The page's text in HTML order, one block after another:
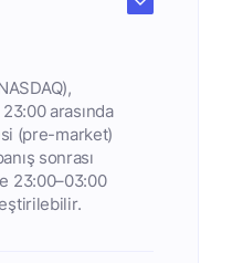
arasında
(pre-market)
sonrası
23:00–03:00